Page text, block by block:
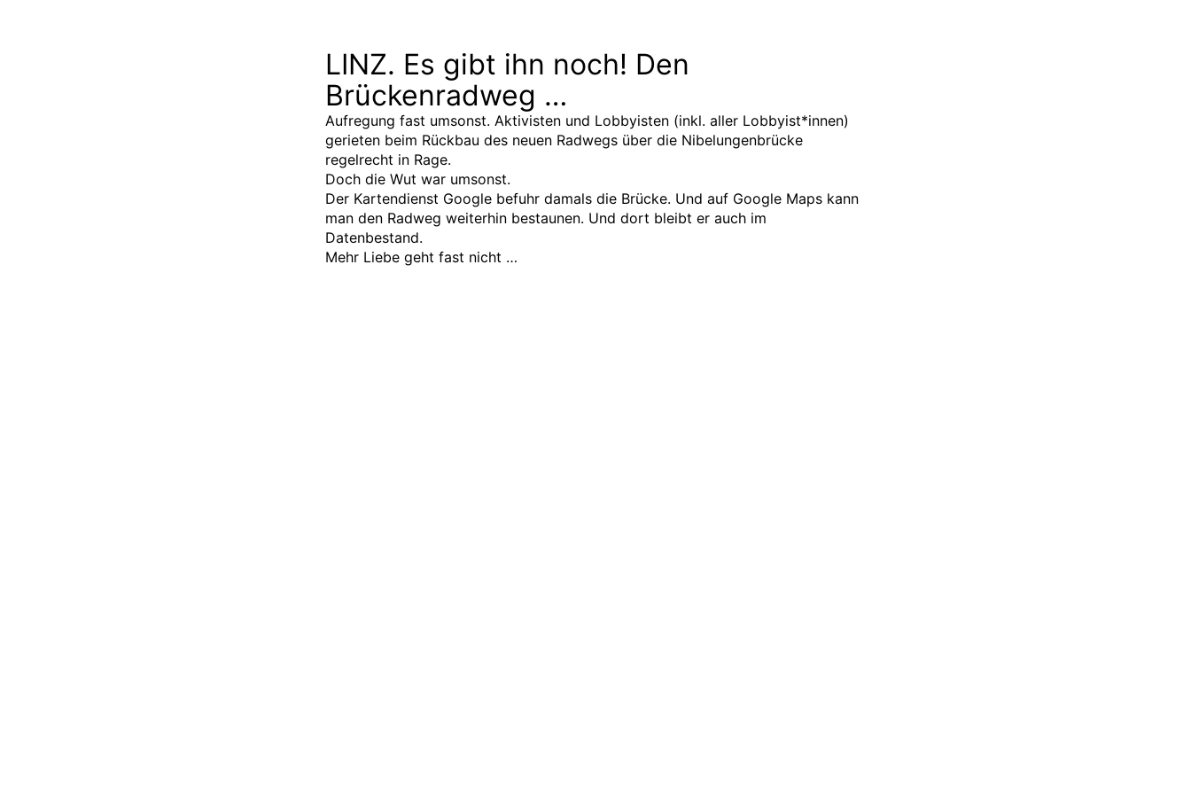
LINZ. Es gibt ihn noch! Den
Brückenradweg …
Aufregung fast umsonst. Aktivisten und Lobbyisten (inkl. aller Lobbyist*innen)
gerieten beim Rückbau des neuen Radwegs über die Nibelungenbrücke
regelrecht in Rage.
Doch die Wut war umsonst.
Der Kartendienst Google befuhr damals die Brücke. Und auf Google Maps kann
man den Radweg weiterhin bestaunen. Und dort bleibt er auch im
Datenbestand.
Mehr Liebe geht fast nicht …